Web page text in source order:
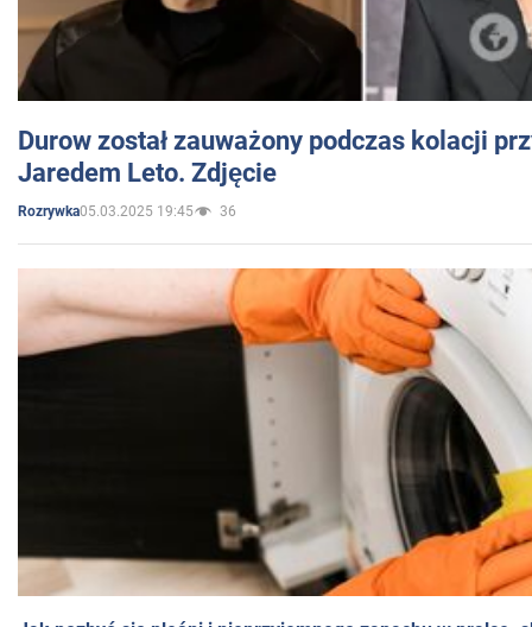
Durow został zauważony podczas kolacji
Jaredem Leto. Zdjęcie
Rozrywka05.03.2025 19:45 36